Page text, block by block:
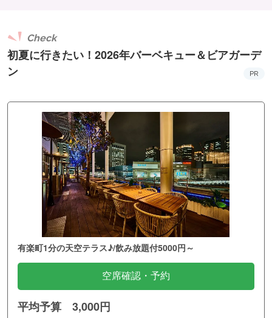
初夏に行きたい！2026年バーベキュー＆ビアガーデ
ン
Check
PR
有楽町1分の天空テラス♪/飲み放題付5000円～
空席確認・予約
平均予算 3,000円